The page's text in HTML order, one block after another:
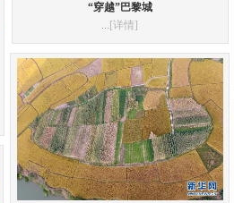
“穿越”巴黎城
... [详情]